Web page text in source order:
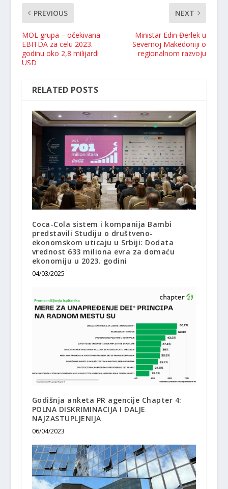
PREVIOUS
MOL grupa – očekivana
EBITDA za celu 2023.
godinu oko 2,8 milijardi
USD
NEXT
Ministar Edin Đerlek u
Severnoj Makedoniji o
regionalnom razvoju
RELATED POSTS
Coca-Cola sistem i kompanija Bambi
predstavili Studiju o društveno-
ekonomskom uticaju u Srbiji: Dodata
vrednost 633 miliona evra za domaću
ekonomiju u 2023. godini
04/03/2025
Godišnja anketa PR agencije Chapter 4:
POLNA DISKRIMINACIJA I DALJE
NAJZASTUPLJENIJA
06/04/2023